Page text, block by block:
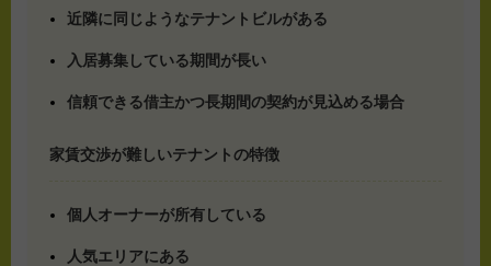
近隣に同じようなテナントビルがある
入居募集している期間が長い
信頼できる借主かつ長期間の契約が見込める場合
家賃交渉が難しいテナントの特徴
個人オーナーが所有している
人気エリアにある